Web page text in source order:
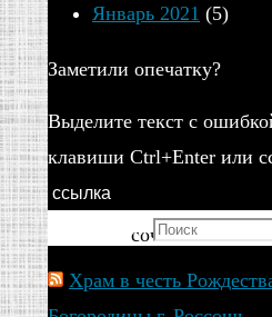
иногда,
великие
сыны
сочетали
Январь 2021 (5)
Заметили опечатку?
Выделите текст с
клавиши Ctrl+Enter или
ссылка
Искать для:
Храм в честь